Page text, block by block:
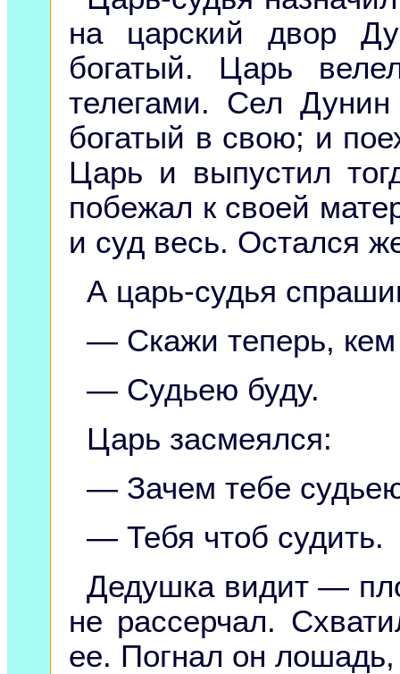
на царский двор
богатый. Царь
телегами. Сел
богатый в свою; и
Царь и выпустил
побежал к своей
и суд весь. Остался
А царь-судья
— Скажи теперь,
— Судьею буду.
Царь засмеялся:
— Зачем тебе
— Тебя чтоб судить.
Дедушка видит —
не рассерчал.
ее. Погнал он